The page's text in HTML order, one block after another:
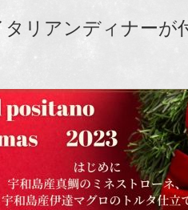
リアンディナーが